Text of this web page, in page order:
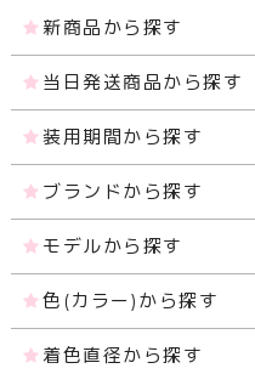
新商品から探す
当日発送商品から探す
装用期間から探す
ブランドから探す
モデルから探す
色(カラー)から探す
着色直径から探す